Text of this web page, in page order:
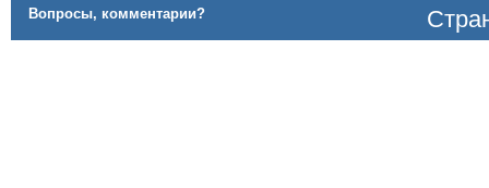
Вопросы, комментарии?